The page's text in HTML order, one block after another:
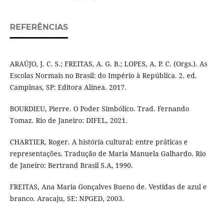
REFERÊNCIAS
ARAÚJO, J. C. S.; FREITAS, A. G. B.; LOPES, A. P. C. (Orgs.). As
Escolas Normais no Brasil: do Império à República. 2. ed.
Campinas, SP: Editora Alínea. 2017.
BOURDIEU, Pierre. O Poder Simbólico. Trad. Fernando
Tomaz. Rio de Janeiro: DIFEL, 2021.
CHARTIER, Roger. A história cultural: entre práticas e
representações. Tradução de Maria Manuela Galhardo. Rio
de Janeiro: Bertrand Brasil S.A, 1990.
FREITAS, Ana Maria Gonçalves Bueno de. Vestidas de azul e
branco. Aracaju, SE: NPGED, 2003.